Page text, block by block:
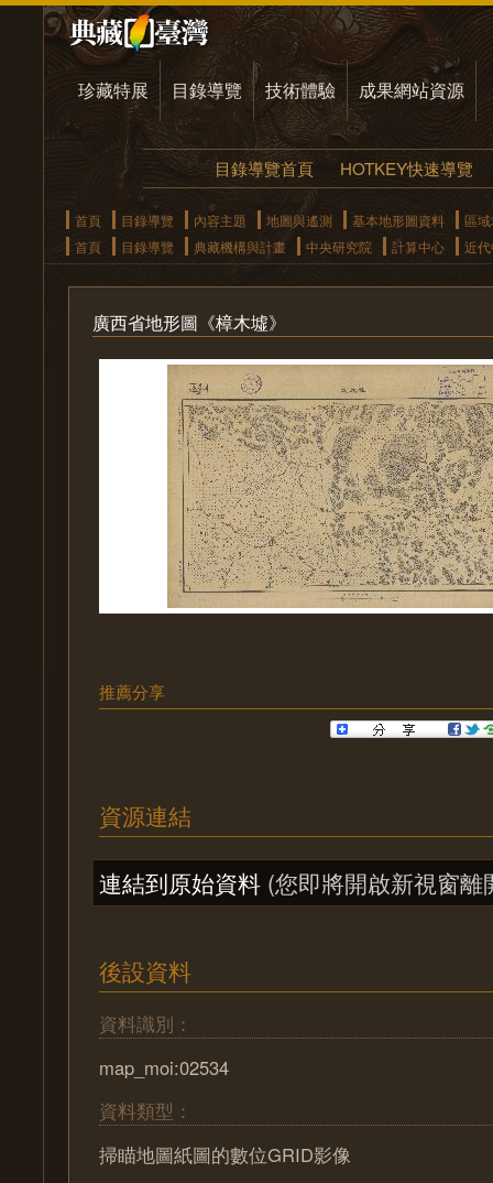
珍藏特展 目錄導覽 技術體驗 成果網站資源
目錄導覽首頁 HOTKEY快速導覽
首頁 目錄導覽 內容主題 地圖與遙測 基本地形圖資料
區
首頁
目錄導覽 典藏機構與計畫 中央研究院 計算中心 近
廣西省地形圖《樟木墟》
推薦分享
資源連結
連結到原始資料 (您即將開啟新視窗離
後設資料
資料識別：
map_moi:02534
資料類型：
掃瞄地圖紙圖的數位GRID影像